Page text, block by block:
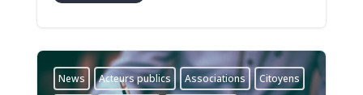
News Acteurs publics Associations
Citoyens